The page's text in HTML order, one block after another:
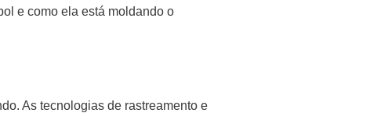
e como ela está moldando o
As tecnologias de rastreamento e